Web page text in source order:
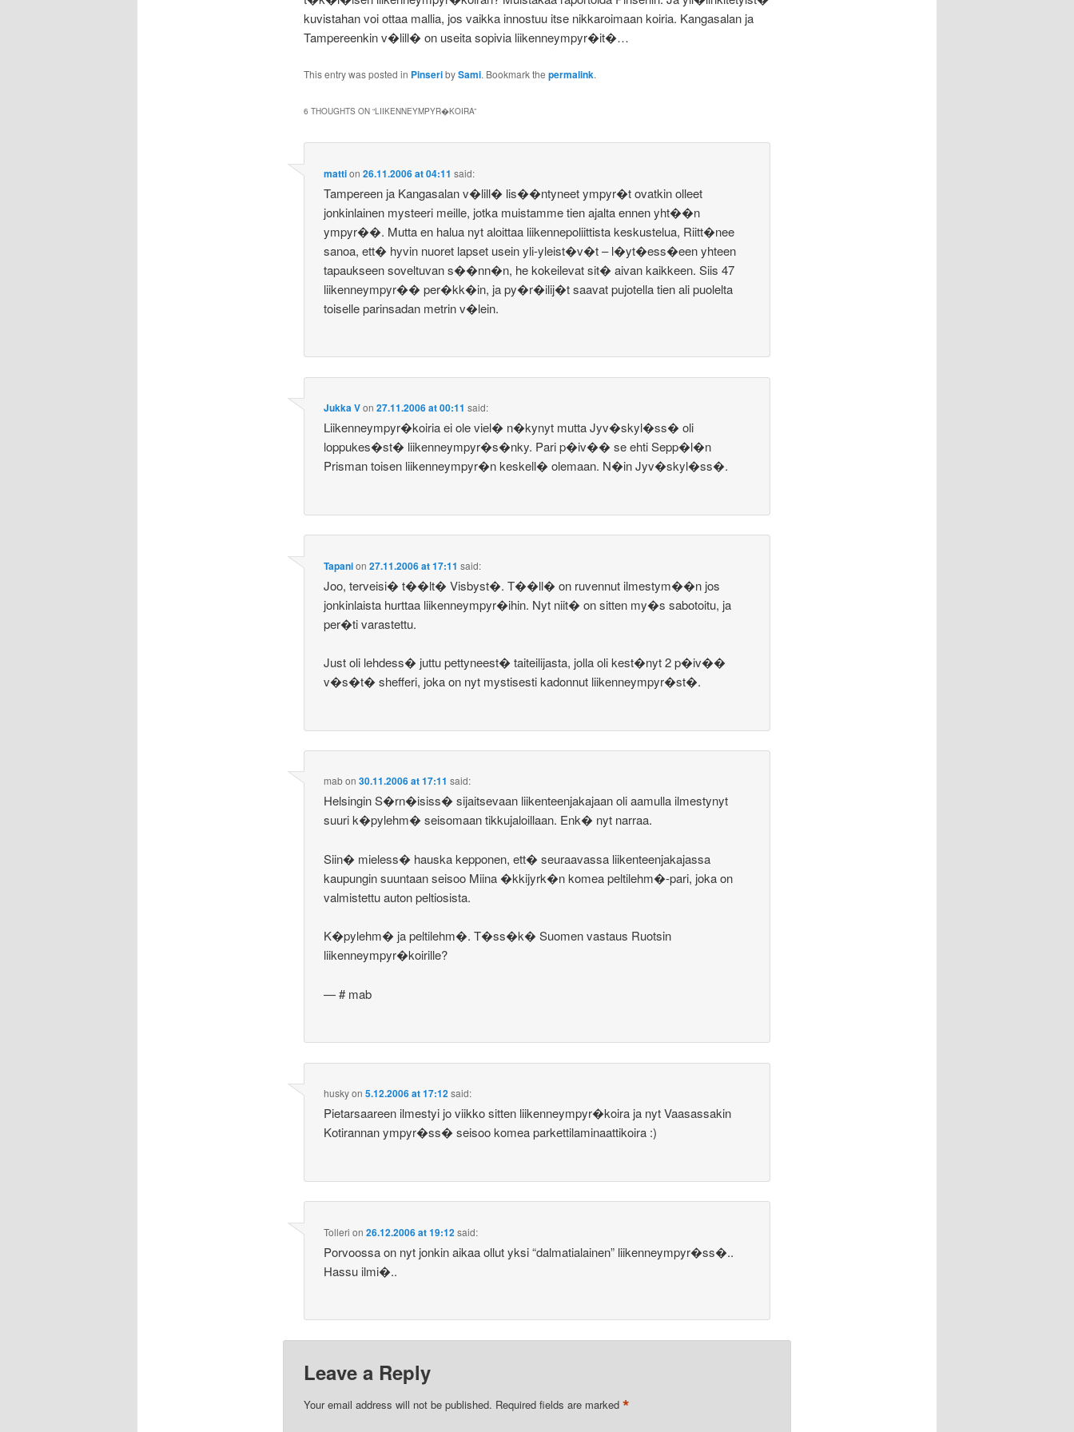
kuvistahan voi ottaa mallia, jos vaikka innostuu itse nikkaroimaan koiria. Kangasalan ja
Tampereenkin v�lill� on useita sopivia liikenneympyr�it�…
This entry was posted in PinseribySami. Bookmark the permalink.
6 THOUGHTS ON “LIIKENNEYMPYR�KOIRA”
mattion26.11.2006 at 04:11 said:
Tampereen ja Kangasalan v�lill� lis��ntyneet ympyr�t ovatkin olleet
jonkinlainen mysteeri meille, jotka muistamme tien ajalta ennen yht��n
ympyr��. Mutta en halua nyt aloittaa liikennepoliittista keskustelua, Riitt�nee
sanoa, ett� hyvin nuoret lapset usein yli-yleist�v�t – l�yt�ess�een yhteen
tapaukseen soveltuvan s��nn�n, he kokeilevat sit� aivan kaikkeen. Siis 47
liikenneympyr�� per�kk�in, ja py�r�ilij�t saavat pujotella tien ali puolelta
toiselle parinsadan metrin v�lein.
Jukka Von27.11.2006 at 00:11 said:
Liikenneympyr�koiria ei ole viel� n�kynyt mutta Jyv�skyl�ss� oli
loppukes�st� liikenneympyr�s�nky. Pari p�iv�� se ehti Sepp�l�n
Prisman toisen liikenneympyr�n keskell� olemaan. N�in Jyv�skyl�ss�.
Tapanion27.11.2006 at 17:11 said:
Joo, terveisi� t��lt� Visbyst�. T��ll� on ruvennut ilmestym��n jos
jonkinlaista hurttaa liikenneympyr�ihin. Nyt niit� on sitten my�s sabotoitu, ja
per�ti varastettu.
Just oli lehdess� juttu pettyneest� taiteilijasta, jolla oli kest�nyt 2 p�iv��
v�s�t� shefferi, joka on nyt mystisesti kadonnut liikenneympyr�st�.
mabon30.11.2006 at 17:11 said:
Helsingin S�rn�isiss� sijaitsevaan liikenteenjakajaan oli aamulla ilmestynyt
suuri k�pylehm� seisomaan tikkujaloillaan. Enk� nyt narraa.
Siin� mieless� hauska kepponen, ett� seuraavassa liikenteenjakajassa
kaupungin suuntaan seisoo Miina �kkijyrk�n komea peltilehm�-pari, joka on
valmistettu auton peltiosista.
K�pylehm� ja peltilehm�. T�ss�k� Suomen vastaus Ruotsin
liikenneympyr�koirille?
— # mab
huskyon5.12.2006 at 17:12said:
Pietarsaareen ilmestyi jo viikko sitten liikenneympyr�koira ja nyt Vaasassakin
Kotirannan ympyr�ss� seisoo komea parkettilaminaattikoira :)
Tolleri on26.12.2006 at 19:12said:
Porvoossa on nyt jonkin aikaa ollut yksi “dalmatialainen” liikenneympyr�ss�..
Hassu ilmi�..
Leave a Reply
Your email address will not be published. Required fields are marked *